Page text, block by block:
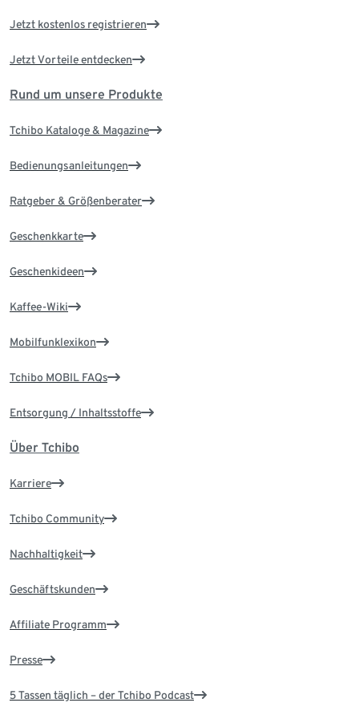
Jetzt kostenlos registrieren
Jetzt Vorteile entdecken
Rund um unsere Produkte
Tchibo Kataloge & Magazine
Bedienungsanleitungen
Ratgeber & Größenberater
Geschenkkarte
Geschenkideen
Kaffee-Wiki
Mobilfunklexikon
Tchibo MOBIL FAQs
Entsorgung / Inhaltsstoffe
Über Tchibo
Karriere
Tchibo Community
Nachhaltigkeit
Geschäftskunden
Affiliate Programm
Presse
5 Tassen täglich – der Tchibo Podcast